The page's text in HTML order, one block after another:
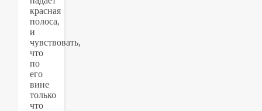
красная
полоса,
и
чувствовать,
что
по
его
вине
только
что